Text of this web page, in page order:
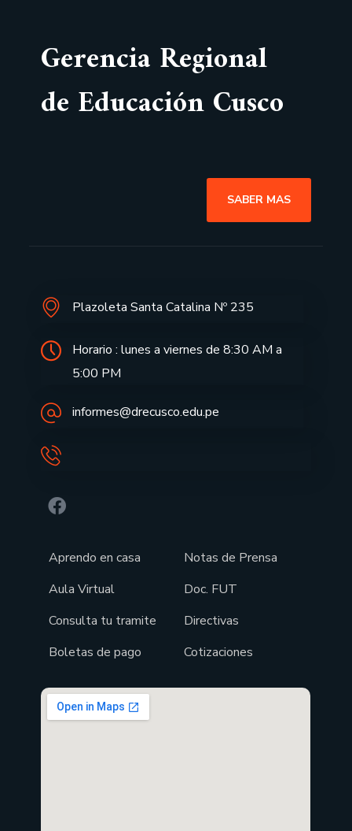
Gerencia Regional
de Educación Cusco
SABER MAS
Plazoleta Santa Catalina Nº 235
Horario : lunes a viernes de 8:30 AM a
5:00 PM
informes@drecusco.edu.pe
Aprendo en casa
Aula Virtual
Consulta tu tramite
Boletas de pago
Notas de Prensa
Doc. FUT
Directivas
Cotizaciones